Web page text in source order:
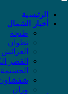
الرئيسية
أخبار الشمال
طنجة
تطوان
العرائش
القصر
الحسيمة
وزان